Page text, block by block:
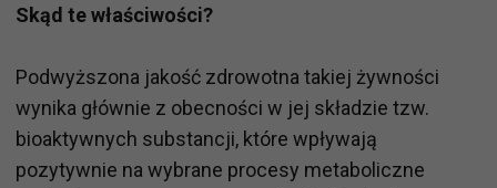
Skąd te właściwości?
Podwyższona jakość zdrowotna takiej żywności
wynika głównie z obecności w jej składzie tzw.
bioaktywnych substancji, które wpływają
pozytywnie na wybrane procesy metaboliczne